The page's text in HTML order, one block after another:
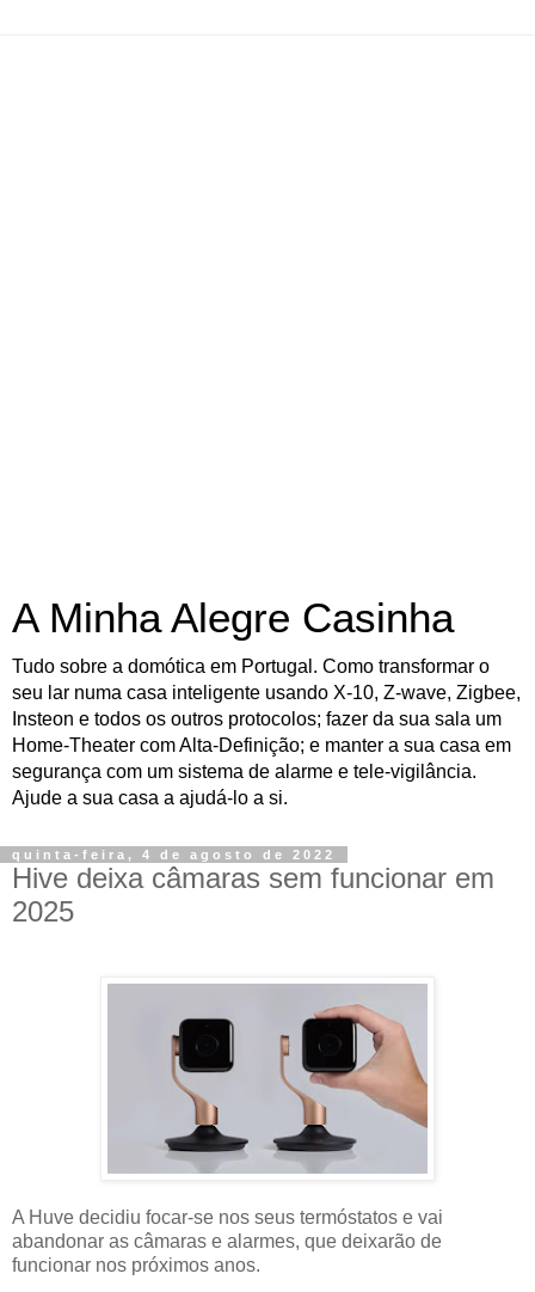
A Minha Alegre Casinha
Tudo sobre a domótica em Portugal. Como transformar o
seu lar numa casa inteligente usando X-10, Z-wave, Zigbee,
Insteon e todos os outros protocolos; fazer da sua sala um
Home-Theater com Alta-Definição; e manter a sua casa em
segurança com um sistema de alarme e tele-vigilância.
Ajude a sua casa a ajudá-lo a si.
quinta-feira, 4 de agosto de 2022
Hive deixa câmaras sem funcionar em
2025
A Huve decidiu focar-se nos seus termóstatos e vai
abandonar as câmaras e alarmes, que deixarão de
funcionar nos próximos anos.